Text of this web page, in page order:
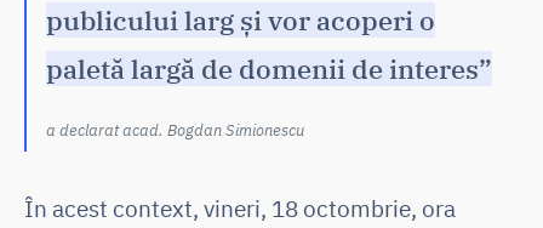
publicului larg și vor acoperi o
paletă largă de domenii de interes”
a declarat acad. Bogdan Simionescu
În acest context, vineri, 18 octombrie, ora